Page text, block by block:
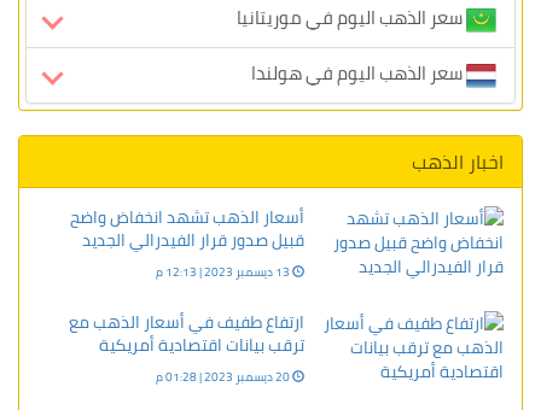
سعر الذهب اليوم في موريتانيا
سعر الذهب اليوم في هولندا
اخبار الذهب
أسعار الذهب تشهد انخفاض واضح
قبيل صدور قرار الفيدرالي الجديد
ارتفاع طفيف في أسعار الذهب مع
ترقب بيانات اقتصادية أمريكية